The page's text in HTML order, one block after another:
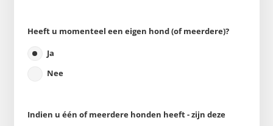
Heeft u momenteel een eigen hond (of meerdere)?
Ja
Nee
Indien u één of meerdere honden heeft - zijn deze